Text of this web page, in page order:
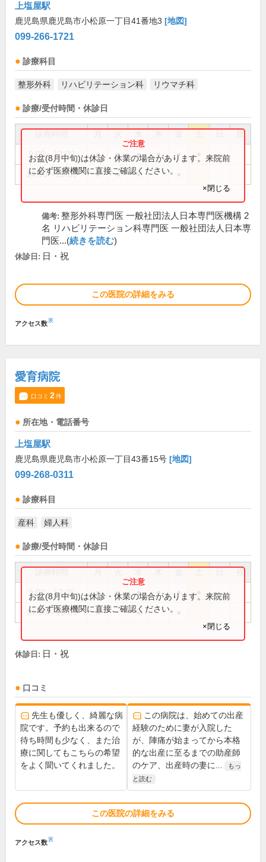
上塩屋駅
鹿児島県鹿児島市小松原一丁目41番地3 [地図]
099-266-1721
診療科目
整形外科 リハビリテーション科 リウマチ科
診療/受付時間・休診日
祝
9:00～13:00 ● ● ● ● ●
14:00～18:00 ● ● ●
お盆(8月中旬)は休診・休業の場合があります。来院前
に必ず医療機関に直接ご確認ください。
×閉じる
備考: 整形外科専門医 一般社団法人日本専門医機構 2
名 リハビリテーション科専門医 一般社団法人日本専
門医...(続きを読む)
休診日: 日・祝
この医院の詳細をみる
アクセス数※
愛育病院
口コミ 2件
所在地・電話番号
上塩屋駅
鹿児島県鹿児島市小松原一丁目43番15号 [地図]
099-268-0311
診療科目
産科 婦人科
診療/受付時間・休診日
祝
9:00～12:00 ● ● ● ● ●
14:00～18:00 ● ●
お盆(8月中旬)は休診・休業の場合があります。来院前
に必ず医療機関に直接ご確認ください。
×閉じる
休診日: 日・祝
口コミ
先生も優しく、綺麗な病
院です。予約も出来るので
待ち時間も少なく、また治
療に関してもこちらの希望
をよく聞いてくれました。
この病院は、始めての出産
経験のために妻が入院した
が、陣痛が始まってから本格
的な出産に至るまでの助産師
のケア、出産時の妻に...
もっ
と読む
この医院の詳細をみる
アクセス数※